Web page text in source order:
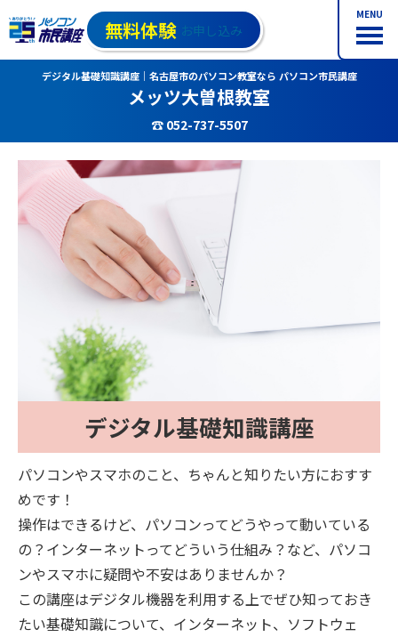
MENU
無料体験 お申し込み
デジタル基礎知識講座｜名古屋市のパソコン教室なら パソコン市民講座
メッツ大曽根教室
☎ 052-737-5507
デジタル基礎知識講座
パソコンやスマホのこと、ちゃんと知りたい方におすす
めです！
操作はできるけど、パソコンってどうやって動いている
の？インターネットってどういう仕組み？など、パソコ
ンやスマホに疑問や不安はありませんか？
この講座はデジタル機器を利用する上でぜひ知っておき
たい基礎知識について、インターネット、ソフトウェ